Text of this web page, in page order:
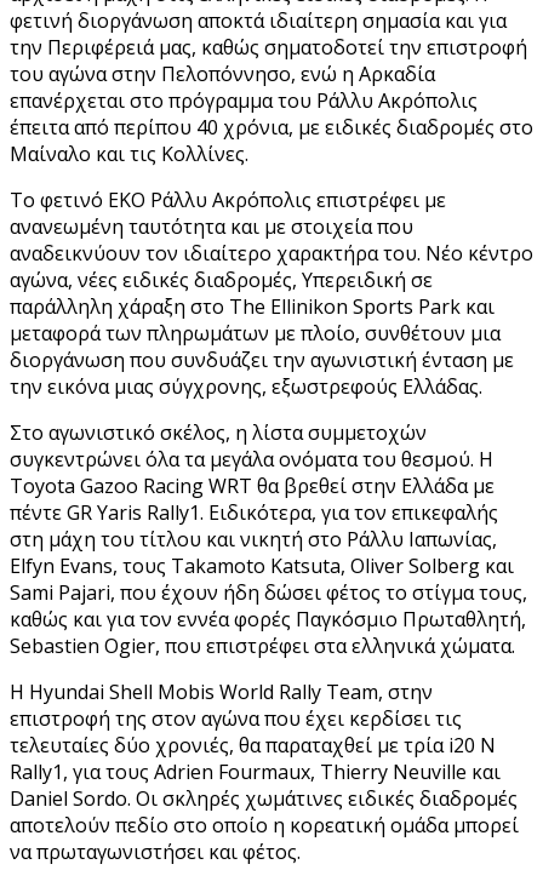
φετινή διοργάνωση αποκτά ιδιαίτερη σημασία και για
την Περιφέρειά μας, καθώς σηματοδοτεί την επιστροφή
του αγώνα στην Πελοπόννησο, ενώ η Αρκαδία
επανέρχεται στο πρόγραμμα του Ράλλυ Ακρόπολις
έπειτα από περίπου 40 χρόνια, με ειδικές διαδρομές στο
Μαίναλο και τις Κολλίνες.
Το φετινό EKO Ράλλυ Ακρόπολις επιστρέφει με
ανανεωμένη ταυτότητα και με στοιχεία που
αναδεικνύουν τον ιδιαίτερο χαρακτήρα του. Νέο κέντρο
αγώνα, νέες ειδικές διαδρομές, Υπερειδική σε
παράλληλη χάραξη στο The Ellinikon Sports Park και
μεταφορά των πληρωμάτων με πλοίο, συνθέτουν μια
διοργάνωση που συνδυάζει την αγωνιστική ένταση με
την εικόνα μιας σύγχρονης, εξωστρεφούς Ελλάδας.
Στο αγωνιστικό σκέλος, η λίστα συμμετοχών
συγκεντρώνει όλα τα μεγάλα ονόματα του θεσμού. Η
Toyota Gazoo Racing WRT θα βρεθεί στην Ελλάδα με
πέντε GR Yaris Rally1. Ειδικότερα, για τον επικεφαλής
στη μάχη του τίτλου και νικητή στο Ράλλυ Ιαπωνίας,
Elfyn Evans, τους Takamoto Katsuta, Oliver Solberg και
Sami Pajari, που έχουν ήδη δώσει φέτος το στίγμα τους,
καθώς και για τον εννέα φορές Παγκόσμιο Πρωταθλητή,
Sebastien Ogier, που επιστρέφει στα ελληνικά χώματα.
Η Hyundai Shell Mobis World Rally Team, στην
επιστροφή της στον αγώνα που έχει κερδίσει τις
τελευταίες δύο χρονιές, θα παραταχθεί με τρία i20 N
Rally1, για τους Adrien Fourmaux, Thierry Neuville και
Daniel Sordo. Οι σκληρές χωμάτινες ειδικές διαδρομές
αποτελούν πεδίο στο οποίο η κορεατική ομάδα μπορεί
να πρωταγωνιστήσει και φέτος.